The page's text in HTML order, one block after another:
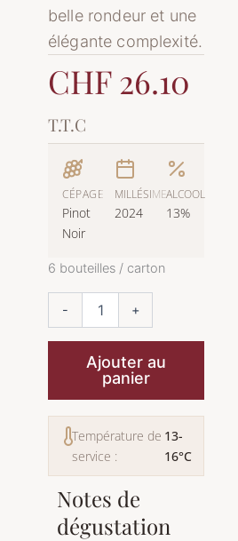
belle rondeur et une
élégante complexité.
CHF 26.10
T.T.C
CÉPAGE
Pinot
Noir
MILLÉSIME
2024
ALCOOL
13%
6 bouteilles / carton
-
quantité
+
Ajouter au
panier
Température de
service :
13-
16°C
Notes de
dégustation